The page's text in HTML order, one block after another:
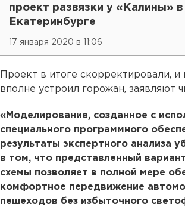
проект развязки у «Калины» в
Екатеринбурге
17 января 2020 в 11:06
Проект в итоге скорректировали, и
вполне устроил горожан, заявляют
«Моделирование, созданное с
специального программного
результаты экспертного анализа
в том, что представленный
схемы позволяет в полной мере
комфортное передвижение
пешеходов без избыточного